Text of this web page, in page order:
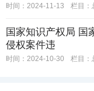
时间：2024-11-13 栏目：
国家知识产权局 国
侵权案件违
时间：2024-10-30 栏目：